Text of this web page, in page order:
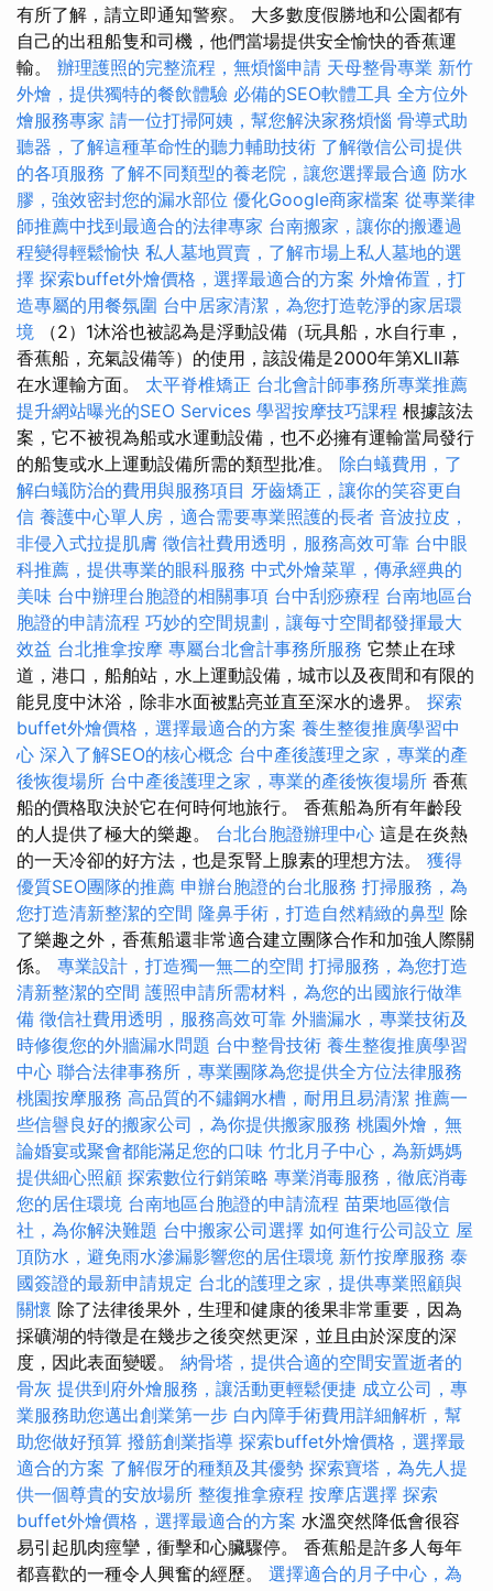
有所了解，請立即通知警察。 大多數度假勝地和公園都有
自己的出租船隻和司機，他們當場提供安全愉快的香蕉運
輸。 辦理護照的完整流程，無煩惱申請 天母整骨專業 新竹
外燴，提供獨特的餐飲體驗 必備的SEO軟體工具 全方位外
燴服務專家 請一位打掃阿姨，幫您解決家務煩惱 骨導式助
聽器，了解這種革命性的聽力輔助技術 了解徵信公司提供
的各項服務 了解不同類型的養老院，讓您選擇最合適 防水
膠，強效密封您的漏水部位 優化Google商家檔案 從專業律
師推薦中找到最適合的法律專家 台南搬家，讓你的搬遷過
程變得輕鬆愉快 私人墓地買賣，了解市場上私人墓地的選
擇 探索buffet外燴價格，選擇最適合的方案 外燴佈置，打
造專屬的用餐氛圍 台中居家清潔，為您打造乾淨的家居環
境 （2）1沐浴也被認為是浮動設備（玩具船，水自行車，
香蕉船，充氣設備等）的使用，該設備是2000年第XLII幕
在水運輸方面。 太平脊椎矯正 台北會計師事務所專業推薦
提升網站曝光的SEO Services 學習按摩技巧課程 根據該法
案，它不被視為船或水運動設備，也不必擁有運輸當局發行
的船隻或水上運動設備所需的類型批准。 除白蟻費用，了
解白蟻防治的費用與服務項目 牙齒矯正，讓你的笑容更自
信 養護中心單人房，適合需要專業照護的長者 音波拉皮，
非侵入式拉提肌膚 徵信社費用透明，服務高效可靠 台中眼
科推薦，提供專業的眼科服務 中式外燴菜單，傳承經典的
美味 台中辦理台胞證的相關事項 台中刮痧療程 台南地區台
胞證的申請流程 巧妙的空間規劃，讓每寸空間都發揮最大
效益 台北推拿按摩 專屬台北會計事務所服務 它禁止在球
道，港口，船舶站，水上運動設備，城市以及夜間和有限的
能見度中沐浴，除非水面被點亮並直至深水的邊界。 探索
buffet外燴價格，選擇最適合的方案 養生整復推廣學習中
心 深入了解SEO的核心概念 台中產後護理之家，專業的產
後恢復場所 台中產後護理之家，專業的產後恢復場所 香蕉
船的價格取決於它在何時何地旅行。 香蕉船為所有年齡段
的人提供了極大的樂趣。 台北台胞證辦理中心 這是在炎熱
的一天冷卻的好方法，也是泵腎上腺素的理想方法。 獲得
優質SEO團隊的推薦 申辦台胞證的台北服務 打掃服務，為
您打造清新整潔的空間 隆鼻手術，打造自然精緻的鼻型 除
了樂趣之外，香蕉船還非常適合建立團隊合作和加強人際關
係。 專業設計，打造獨一無二的空間 打掃服務，為您打造
清新整潔的空間 護照申請所需材料，為您的出國旅行做準
備 徵信社費用透明，服務高效可靠 外牆漏水，專業技術及
時修復您的外牆漏水問題 台中整骨技術 養生整復推廣學習
中心 聯合法律事務所，專業團隊為您提供全方位法律服務
桃園按摩服務 高品質的不鏽鋼水槽，耐用且易清潔 推薦一
些信譽良好的搬家公司，為你提供搬家服務 桃園外燴，無
論婚宴或聚會都能滿足您的口味 竹北月子中心，為新媽媽
提供細心照顧 探索數位行銷策略 專業消毒服務，徹底消毒
您的居住環境 台南地區台胞證的申請流程 苗栗地區徵信
社，為你解決難題 台中搬家公司選擇 如何進行公司設立 屋
頂防水，避免雨水滲漏影響您的居住環境 新竹按摩服務 泰
國簽證的最新申請規定 台北的護理之家，提供專業照顧與
關懷 除了法律後果外，生理和健康的後果非常重要，因為
採礦湖的特徵是在幾步之後突然更深，並且由於深度的深
度，因此表面變暖。 納骨塔，提供合適的空間安置逝者的
骨灰 提供到府外燴服務，讓活動更輕鬆便捷 成立公司，專
業服務助您邁出創業第一步 白內障手術費用詳細解析，幫
助您做好預算 撥筋創業指導 探索buffet外燴價格，選擇最
適合的方案 了解假牙的種類及其優勢 探索寶塔，為先人提
供一個尊貴的安放場所 整復推拿療程 按摩店選擇 探索
buffet外燴價格，選擇最適合的方案 水溫突然降低會很容
易引起肌肉痙攣，衝擊和心臟驟停。 香蕉船是許多人每年
都喜歡的一種令人興奮的經歷。 選擇適合的月子中心，為